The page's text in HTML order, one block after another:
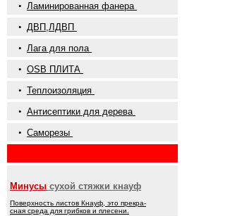
• Ламинированная фанера
• ДВП,ЛДВП
• Лага для пола
• OSB ПЛИТА
• Теплоизоляция
• Антисептики для дерева
• Саморезы
Минусы сухой стяжки кнауф
Поверхность листов Кнауф, это прекра-
сная среда для грибков и плесени.